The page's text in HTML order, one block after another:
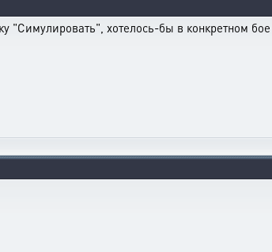
хотелось-бы в конкретном бое